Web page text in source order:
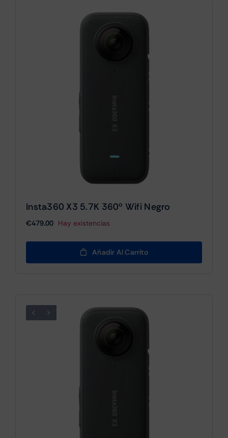
Insta360 X3 5.7K 360º Wifi Negro
€479.00 Hay existencias
Añadir Al Carrito